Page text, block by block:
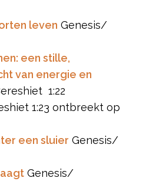
leven Genesis/
een stille,
van energie en
1:22
1:23 ontbreekt op
een sluier Genesis/
Genesis/